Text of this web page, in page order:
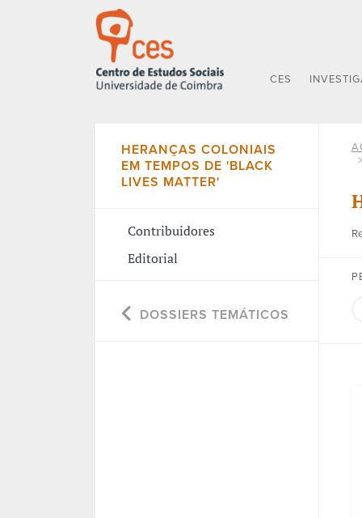
CES
HERANÇAS COLONIAIS
EM TEMPOS DE 'BLACK
LIVES MATTER'
Contribuidores
Editorial
DOSSIERS TEMÁTICOS